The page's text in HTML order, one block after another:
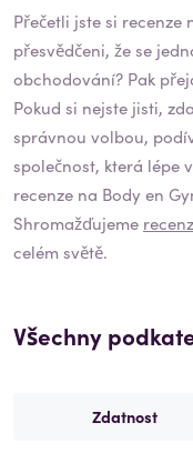
Přečetli jste si recenze
přesvědčeni, že se
obchodování? Pak
Pokud si nejste jisti,
správnou volbou,
společnost, která lépe
recenze na Body en
Shromažďujeme
celém světě.
Všechny
Zdatnost